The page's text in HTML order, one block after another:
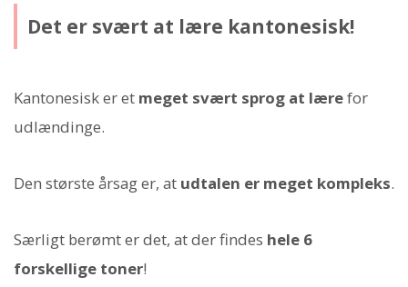
Det er svært at lære kantonesisk!
Kantonesisk er et meget svært sprog at lærefor
udlændinge.
Den største årsag er, at udtalen er meget kompleks.
Særligt berømt er det, at der findes hele 6
forskellige toner!